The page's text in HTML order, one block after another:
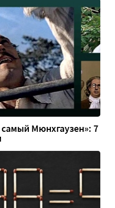
Мюнхгаузен»: 7